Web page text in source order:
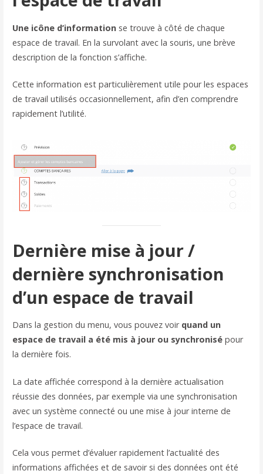
Une icône d’information se trouve à côté de chaque
espace de travail. En la survolant avec la souris, une brève
description de la fonction s’affiche.
Cette information est particulièrement utile pour les espaces
de travail utilisés occasionnellement, afin d’en comprendre
rapidement l’utilité.
Dernière mise à jour /
dernière synchronisation
d’un espace de travail
Dans la gestion du menu, vous pouvez voir quand un
espace de travail a été mis à jour ou synchronisépour
la dernière fois.
La date affichée correspond à la dernière actualisation
réussie des données, par exemple via une synchronisation
avec un système connecté ou une mise à jour interne de
l’espace de travail.
Cela vous permet d’évaluer rapidement l’actualité des
informations affichées et de savoir si des données ont été